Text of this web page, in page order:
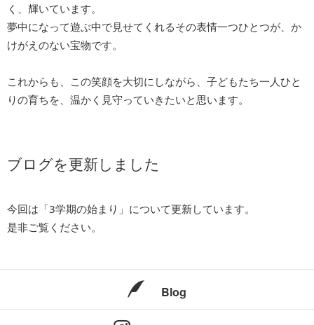
く、輝いています。
夢中になって遊ぶ中で見せてくれるその表情一つひとつが、か
けがえのない宝物です。
これからも、この笑顔を大切にしながら、子どもたち一人ひと
りの育ちを、温かく見守っていきたいと思います。
ブログを更新しました
今回は「3学期の始まり」について更新しています。
是非ご覧ください。
Blog